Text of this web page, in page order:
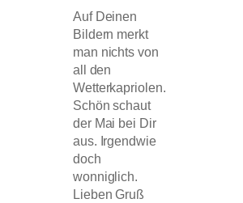
Auf Deinen
Bildern merkt
man nichts von
all den
Wetterkapriolen.
Schön schaut
der Mai bei Dir
aus. Irgendwie
doch
wonniglich.
Lieben Gruß